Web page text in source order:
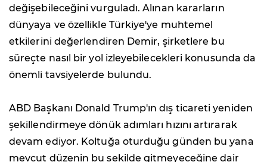
değişebileceğini vurguladı. Alınan kararların
dünyaya ve özellikle Türkiye'ye muhtemel
etkilerini değerlendiren Demir, şirketlere bu
süreçte nasıl bir yol izleyebilecekleri konusunda da
önemli tavsiyelerde bulundu.
ABD Başkanı Donald Trump'ın dış ticareti yeniden
şekillendirmeye dönük adımları hızını artırarak
devam ediyor. Koltuğa oturduğu günden bu yana
mevcut düzenin bu şekilde gitmeyeceğine dair